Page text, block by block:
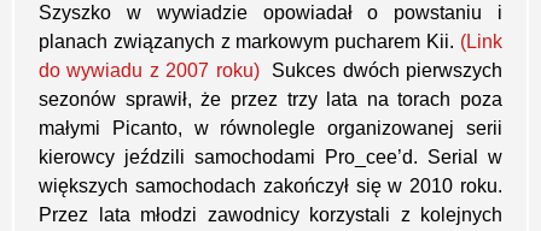
Szyszko w wywiadzie opowiadał o powstaniu i
planach związanych z markowym pucharem Kii. (Link
do wywiadu z 2007 roku) Sukces dwóch pierwszych
sezonów sprawił, że przez trzy lata na torach poza
małymi Picanto, w równolegle organizowanej serii
kierowcy jeździli samochodami Pro_cee’d. Serial w
większych samochodach zakończył się w 2010 roku.
Przez lata młodzi zawodnicy korzystali z kolejnych